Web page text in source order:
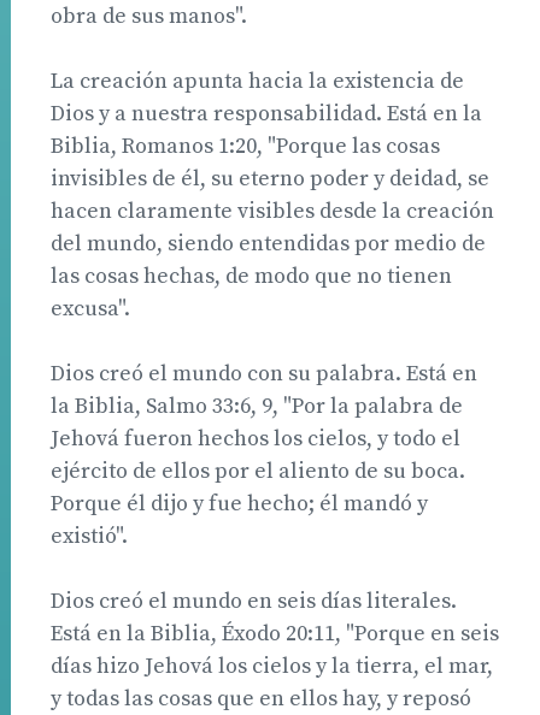
obra de sus manos".
La creación apunta hacia la existencia de
Dios y a nuestra responsabilidad. Está en la
Biblia, Romanos 1:20, "Porque las cosas
invisibles de él, su eterno poder y deidad, se
hacen claramente visibles desde la creación
del mundo, siendo entendidas por medio de
las cosas hechas, de modo que no tienen
excusa".
Dios creó el mundo con su palabra. Está en
la Biblia, Salmo 33:6, 9, "Por la palabra de
Jehová fueron hechos los cielos, y todo el
ejército de ellos por el aliento de su boca.
Porque él dijo y fue hecho; él mandó y
existió".
Dios creó el mundo en seis días literales.
Está en la Biblia, Éxodo 20:11, "Porque en seis
días hizo Jehová los cielos y la tierra, el mar,
y todas las cosas que en ellos hay, y reposó